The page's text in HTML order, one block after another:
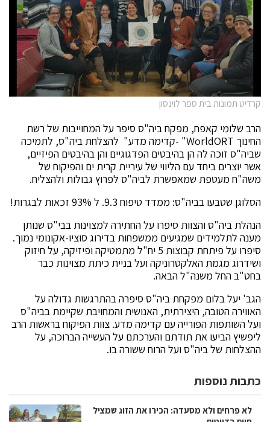
קרדיט תמונות בית ספר לוינסון
הרב שלומי קאפח, מפקח ביה"ס סיפר על המחוייבות של רשת
החינוך WorldORT" -קדימה מדע" להצלחת ביה"ס, לתמיכה
שביה"ס זוכה לה הן בהיבטים הפדגוגיים והן בהיבטים הפיזיים,
אשר יוצרים ביחד עם הליווי של עיריית קרית ים והפיקוח של
משה"ח מעטפת שמאפשרת לביה"ס לפרוץ גבולות ולהצליח.
הסלוגן שטבעו בביה"ס: ממדד טיפוח 9.3. ל 93% זכאות לבגרות!
הנהלת ביה"ס והצוות סיפרו על החתירה למצוינות בבי"ס שנותן
מענה לתלמידים שמגיעים ממשפחות בדירוג סוציו-אקונומי נמוך.
סיפרו על פיתחת קבוצות 5 יח"ל מתמטיקה ופיזיקה, על חיזוק
ושידרוג מגמת האלקטרוניקה ועל בניית כיתת מצוינות כבר
בחט"ב החל משנה"ל הבאה.
הגב' יעל בלום מפקחת ביה"ס סיפרה בהתרגשות גדולה על
האווירה הטובה, היצירתית, האנושית והמחויבת שקיימת בביה"ס
ועל השותפות הפורייה עם קדימה מדע. צוות הפיקוח בראשות הרב
ליפשיץ הביעו את תודתם והערכתם על העשייה הברוכה, על
ההצלחות של ביה"ס ועל הרוח ששורה בו.
כתבות נוספות
לא פרחים ולא מסעדה: הכירו את הזוג שמציל